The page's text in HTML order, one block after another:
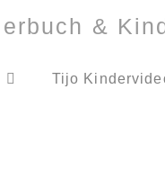
Tijo